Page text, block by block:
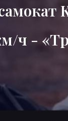
ч -